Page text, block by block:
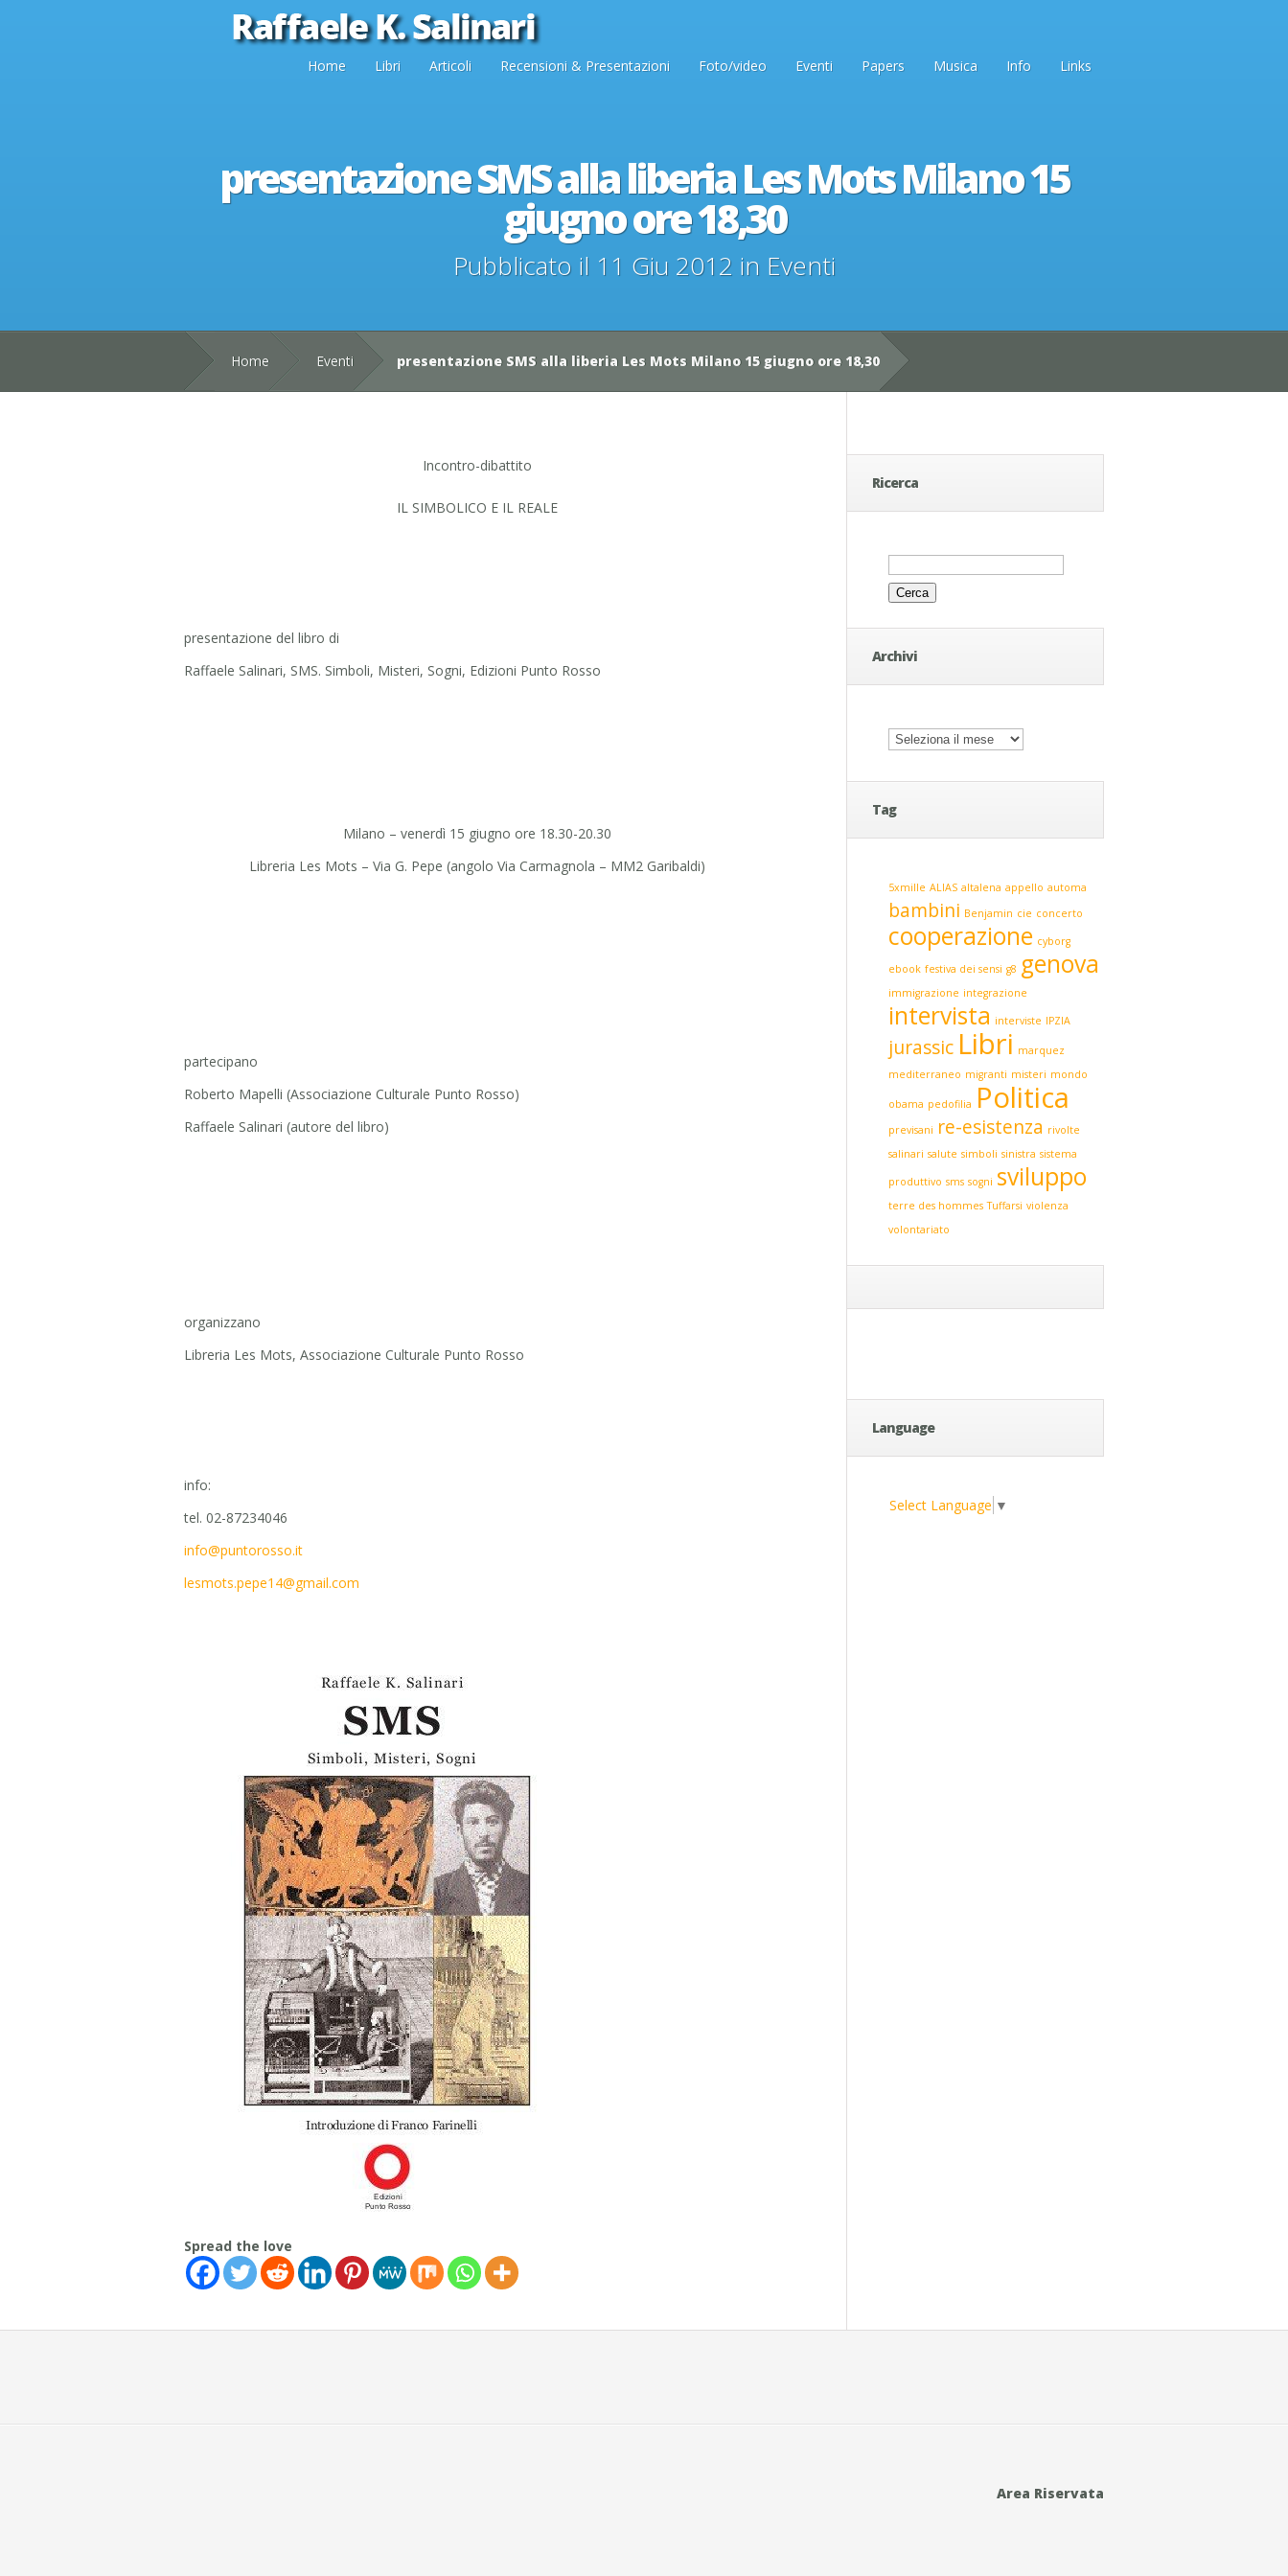
Home Libri Articoli Recensioni & Presentazioni Foto/video Eventi Papers Musica Info Links
presentazione SMS alla liberia Les Mots Milano 15
giugno ore 18,30
Pubblicato il 11 Giu 2012 in Eventi
Home Eventi presentazione SMS alla liberia Les Mots Milano 15 giugno ore 18,30
Incontro-dibattito
IL SIMBOLICO E IL REALE
presentazione del libro di
Raffaele Salinari, SMS. Simboli, Misteri, Sogni, Edizioni Punto Rosso
Milano – venerdì 15 giugno ore 18.30-20.30
Libreria Les Mots – Via G. Pepe (angolo Via Carmagnola – MM2 Garibaldi)
partecipano
Roberto Mapelli (Associazione Culturale Punto Rosso)
Raffaele Salinari (autore del libro)
organizzano
Libreria Les Mots, Associazione Culturale Punto Rosso
info:
tel. 02-87234046
info@puntorosso.it
lesmots.pepe14@gmail.com
Spread the love
Ricerca
Ricerca
per:
Archivi
Archivi
Tag
5xmille ALIAS altalena appello automa
bambini Benjamin cie concerto
cooperazione cyborg
ebook festiva dei sensi g8 genova
immigrazione integrazione
intervista interviste IPZIA
jurassic Libri marquez
mediterraneo migranti misteri mondo
obama pedofilia Politica
previsani re-esistenza rivolte
salinari salute simboli sinistra sistema
produttivo sms sogni sviluppo
terre des hommes Tuffarsi violenza
volontariato
Language
Select Language ▼
Area Riservata